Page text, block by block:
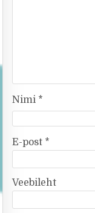
Nimi *
E-post *
Veebileht